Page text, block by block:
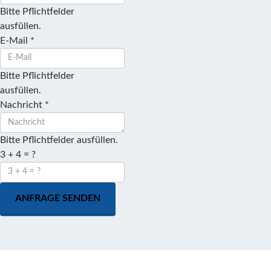
Bitte Pflichtfelder
ausfüllen.
E-Mail *
Bitte Pflichtfelder
ausfüllen.
Nachricht *
Bitte Pflichtfelder ausfüllen.
3 + 4 = ?
ANFRAGE SENDEN